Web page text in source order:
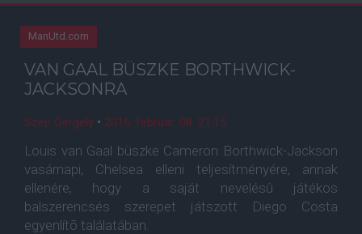
ManUtd.com
VAN GAAL BÜSZKE BORTHWICK-
JACKSONRA
Szép Gergely • 2016. február. 08. 21:15
Louis van Gaal büszke Cameron Borthwick-Jackson
vasárnapi, Chelsea elleni teljesítményére, annak
ellenére, hogy a saját nevelésû játékos
balszerencsés szerepet játszott Diego Costa
egyenlítõ találatában.